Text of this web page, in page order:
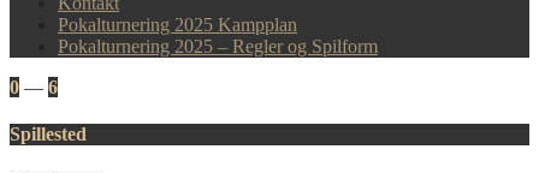
Pokalturnering 2025 Kampplan
Pokalturnering 2025 – Regler og Spilform
0 — 6
Spillested